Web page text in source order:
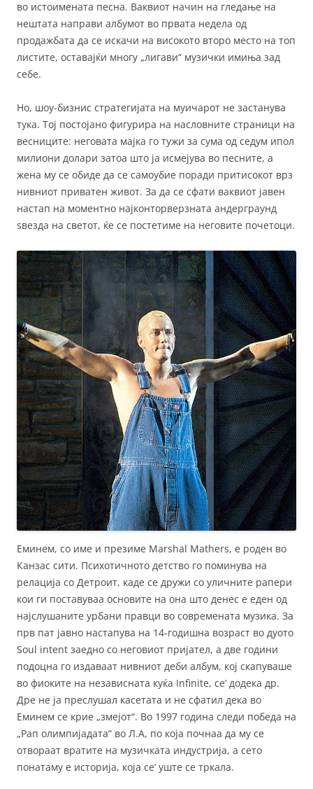
во истоимената песна. Ваквиот начин на гледање на
нештата направи албумот во првата недела од
продажбата да се искачи на високото второ место на топ
листите, оставајќи многу „лигави“ музички имиња зад
себе.
Но, шоу-бизнис стратегијата на муичарот не застанува
тука. Тој постојано фигурира на насловните страници на
весниците: неговата мајка го тужи за сума од седум ипол
милиони долари затоа што ја исмејува во песните, а
жена му се обиде да се самоубие поради притисокот врз
нивниот приватен живот. За да се сфати ваквиот јавен
настап на моментно најконторверзната андерграунд
ѕвезда на светот, ќе се постетиме на неговите почетоци.
Еминем, со име и презиме Мarshal Mathers, е роден во
Канзас сити. Психотичното детство го поминува на
релација со Детроит, каде се дружи со уличните рапери
кои ги поставуваа основите на она што денес е еден од
најслушаните урбани правци во современата музика. За
прв пат јавно настапува на 14-годишна возраст во дуото
Soul intent заедно со неговиот пријател, а две години
подоцна го издаваат нивниот деби албум, кој скапуваше
во фиоките на независната куќа Infinite, се’ додека др.
Дре не ја преслушал касетата и не сфатил дека во
Еминем се крие „змејот“. Во 1997 година следи победа на
„Рап олимпијадата“ во Л.А, по која почнаа да му се
отвораат вратите на музичката индустрија, а сето
понатаму е историја, која се’ уште се тркала.